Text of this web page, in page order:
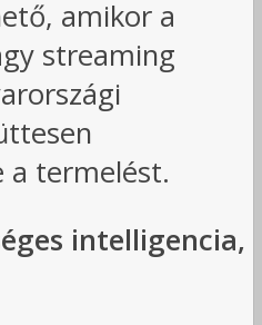
amikor a
streaming
a termelést.
intelligencia,